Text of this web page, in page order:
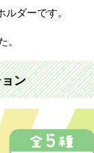
ダーです。
。
ン